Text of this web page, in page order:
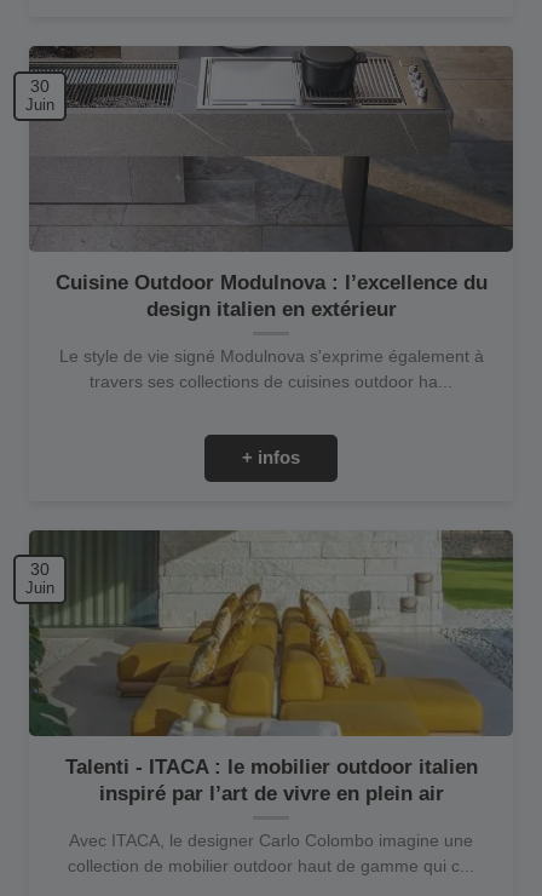
30
Juin
Cuisine Outdoor Modulnova : l’excellence du
design italien en extérieur
Le style de vie signé Modulnova s'exprime également à
travers ses collections de cuisines outdoor ha...
+ infos
30
Juin
Talenti - ITACA : le mobilier outdoor italien
inspiré par l’art de vivre en plein air
Avec ITACA, le designer Carlo Colombo imagine une
collection de mobilier outdoor haut de gamme qui c...